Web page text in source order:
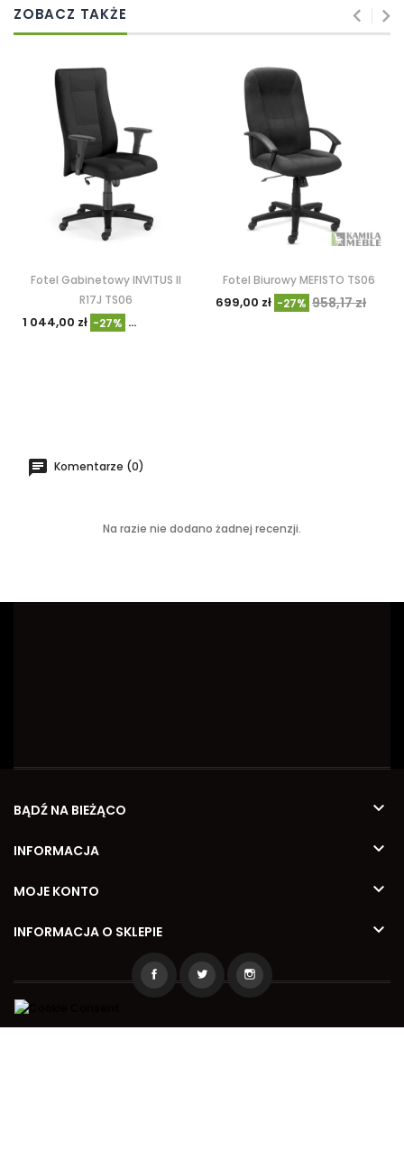
ZOBACZ TAKŻE
Fotel Gabinetowy INVITUS II
R17J TS06
1 044,00 zł -27% 1 430,49 zł
Fotel Biurowy MEFISTO TS06
699,00 zł -27% 958,17 zł
Komentarze (0)
Na razie nie dodano żadnej recenzji.
BĄDŹ NA BIEŻĄCO 
INFORMACJA 
MOJE KONTO 
INFORMACJA O SKLEPIE 